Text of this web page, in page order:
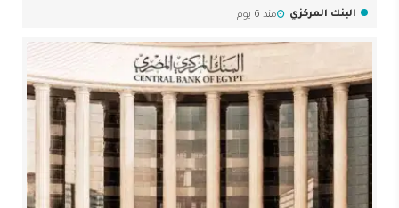
البنك المركزي منذ 6 يوم